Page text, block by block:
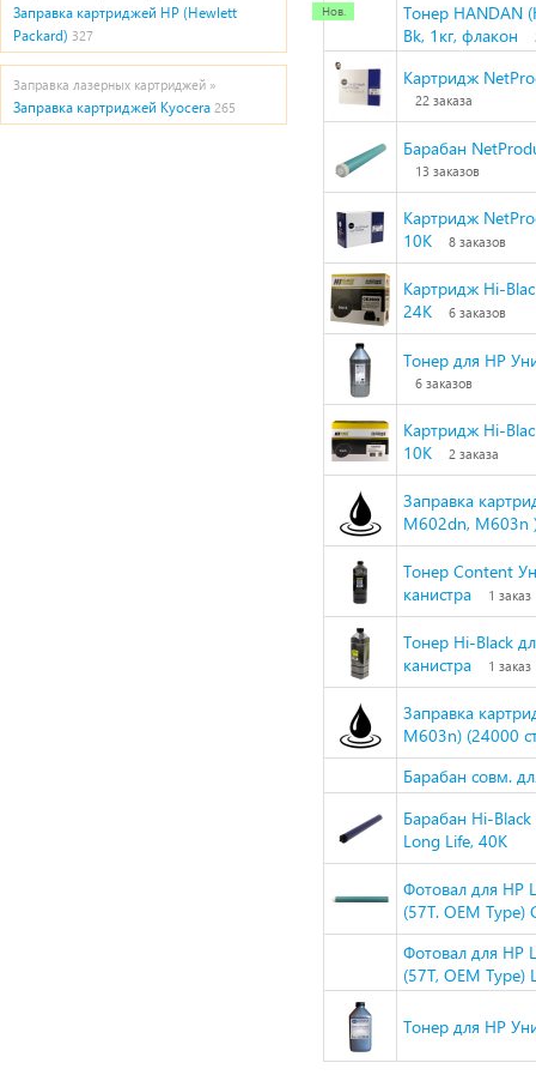
Заправка картриджей HP (Hewlett
Packard) 327
Заправка лазерных картриджей »
Заправка картриджей Kyocera 265
Тонер HANDAN
Bk, 1кг, флакон
Картридж
22 заказа
Барабан
13 заказов
Картридж
10K
8 заказов
Картридж Hi-
24K
6 заказов
Тонер для HP
6 заказов
Картридж Hi-
10K
2 заказа
Заправка
M602dn, M603n
Тонер Content
канистра
1 заказ
Тонер Hi-Black
канистра
1 заказ
Заправка
M603n) (24000
Барабан совм.
Барабан Hi-
Long Life, 40K
Фотовал для
(57Т. OEM Type)
Фотовал для
(57Т, OEM Type)
Тонер для HP